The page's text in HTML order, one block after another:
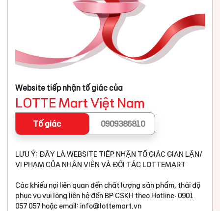
Website tiếp nhận tố giác của
LOTTE Mart Việt Nam
Tố giác 0909386810
LƯU Ý: ĐÂY LÀ WEBSITE TIẾP NHẬN TỐ GIÁC GIAN LẬN/
VI PHẠM CỦA NHÂN VIÊN VÀ ĐỐI TÁC LOTTEMART
Các khiếu nại liên quan đến chất lượng sản phẩm, thái độ
phục vụ vui lòng liên hệ đến BP CSKH theo Hotline: 0901
057 057 hoặc email: info@lottemart.vn